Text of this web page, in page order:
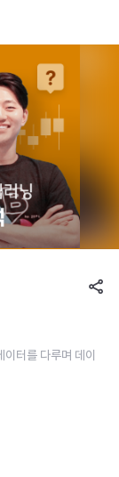
터를 다루며 데이